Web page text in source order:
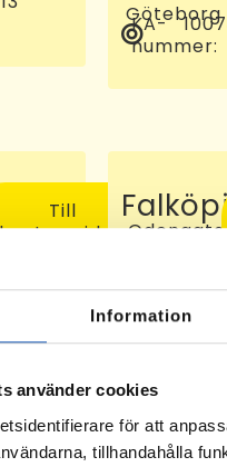
Information
använder cookies
för att
tillhandahålla
Göteborg
KA-
nummer:
Till
kontorssidan
Falköping
KA-
nummer: